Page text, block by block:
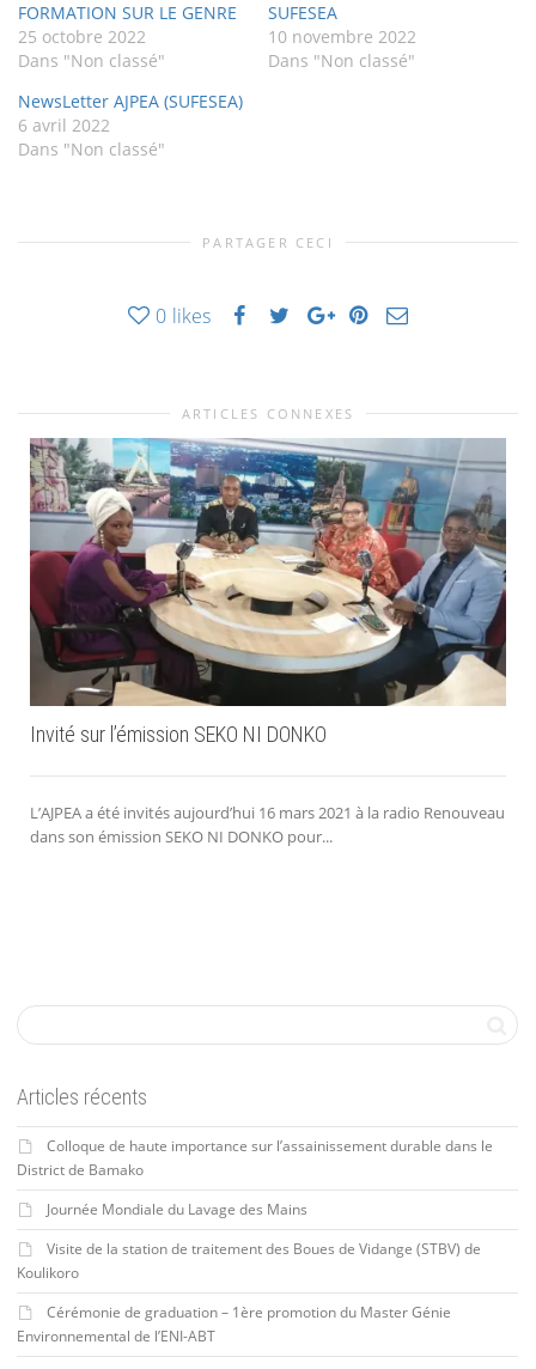
FORMATION SUR LE GENRE
25 octobre 2022
Dans "Non classé"
SUFESEA
10 novembre 2022
Dans "Non classé"
NewsLetter AJPEA (SUFESEA)
6 avril 2022
Dans "Non classé"
PARTAGER CECI
0 likes
ARTICLES CONNEXES
Invité sur l’émission SEKO NI DONKO
L’AJPEA a été invités aujourd’hui 16 mars 2021 à la radio Renouveau
dans son émission SEKO NI DONKO pour...
Articles récents
Colloque de haute importance sur l’assainissement durable dans le
District de Bamako
Journée Mondiale du Lavage des Mains
Visite de la station de traitement des Boues de Vidange (STBV) de
Koulikoro
Cérémonie de graduation – 1ère promotion du Master Génie
Environnemental de l’ENI-ABT